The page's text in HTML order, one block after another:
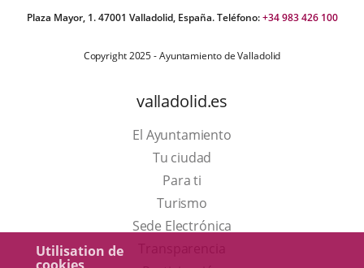
Utilisation de
Plaza Mayor, 1. 47001 Valladolid, España. Teléfono:+34 983 426 100
Copyright 2025 - Ayuntamiento de Valladolid
valladolid.es
El Ayuntamiento
Tu ciudad
Para ti
TurismoEste
enlace
Sede Electrónica